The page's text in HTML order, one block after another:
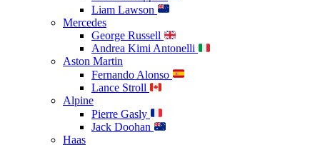
Liam Lawson
Mercedes
George Russell
Andrea Kimi Antonelli
Aston Martin
Fernando Alonso
Lance Stroll
Alpine
Pierre Gasly
Jack Doohan
Haas